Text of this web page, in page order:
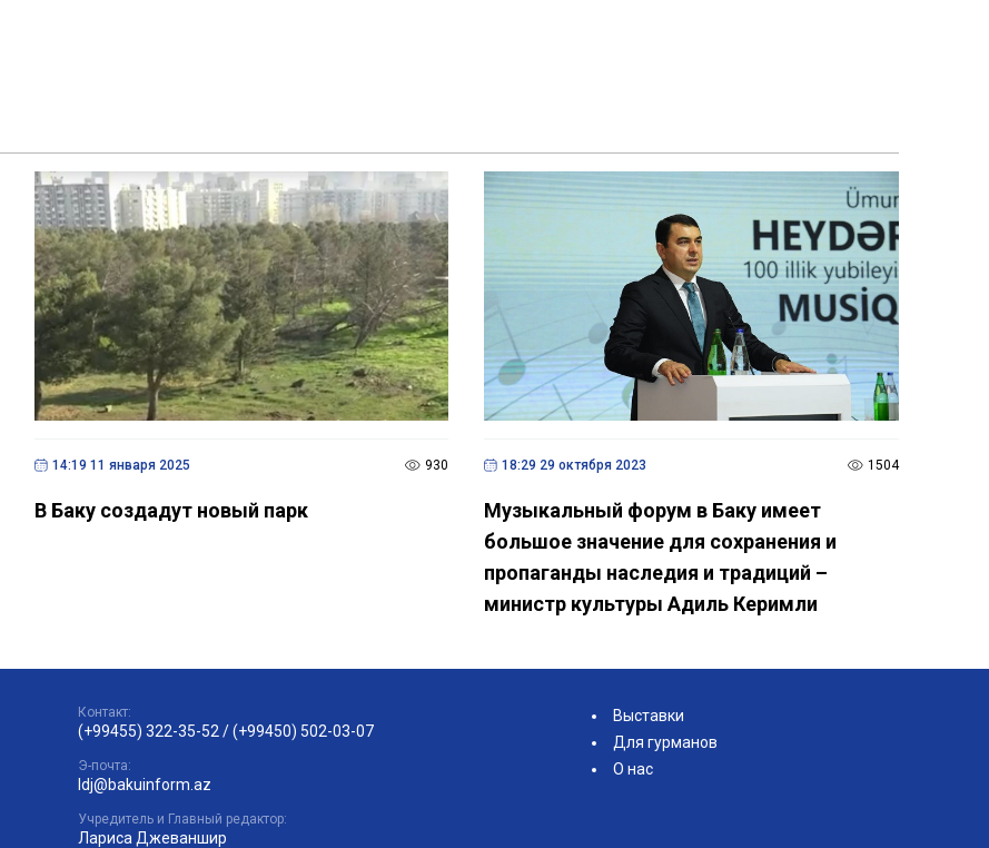
14:19 11 января 2025 930
В Баку создадут новый парк
18:29 29 октября 2023 1504
Музыкальный форум в Баку имеет
большое значение для сохранения и
пропаганды наследия и традиций –
министр культуры Адиль Керимли
Контакт:
(+99455) 322-35-52 /(+99450) 502-03-07
Э-почта:
ldj@bakuinform.az
Учредитель и Главный редактор:
Лариса Джеваншир
Выставки
Для гурманов
О нас